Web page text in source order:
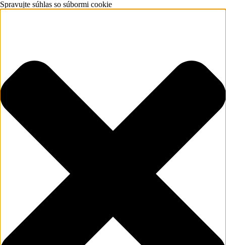
Spravujte súhlas so súbormi cookie